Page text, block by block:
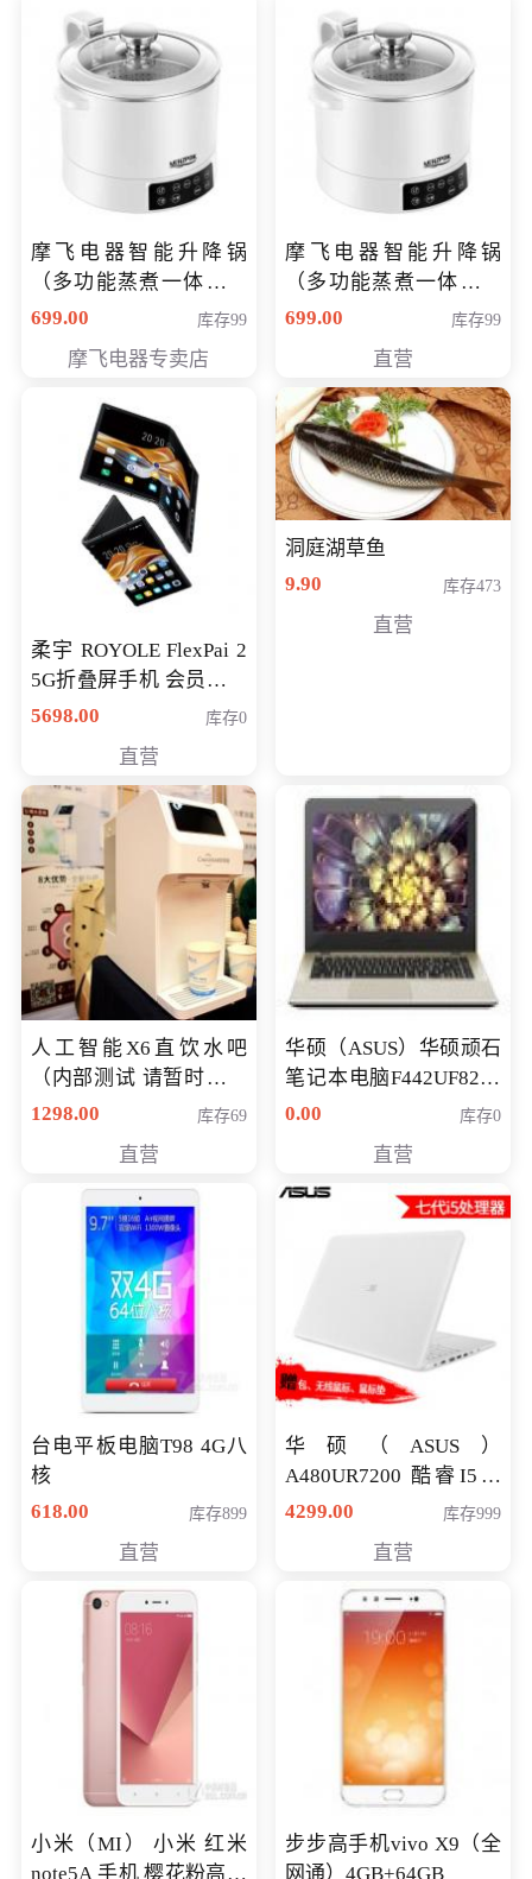
摩飞电器智能升降锅
（多功能蒸煮一体锅）
（智能升降养生锅） 会
699.00 库存99
摩飞电器专卖店
摩飞电器智能升降锅
（多功能蒸煮一体锅）
（智能升降养生锅） 会
699.00 库存99
直营
柔宇 ROYOLE FlexPai 2
5G折叠屏手机 会员专享
购买价格 4998元
5698.00 库存0
直营
洞庭湖草鱼
9.90
库存473
直营
人工智能X6直饮水吧
（内部测试 请暂时不要
购买）
1298.00 库存69
直营
华硕（ASUS）华硕顽石
笔记本电脑F442UF8250
八代独显轻薄办公商务
0.00 库存0
直营
台电平板电脑T98 4G八
核
618.00
库存899
直营
华硕（ASUS）
A480UR7200 酷睿I5超
薄学生办公游戏独显笔
NV930-2G独
4299.00 库存999
直营
小米（MI） 小米 红米
note5A 手机 樱花粉高配
步步高手机vivo X9（全
网通）4GB+64GB